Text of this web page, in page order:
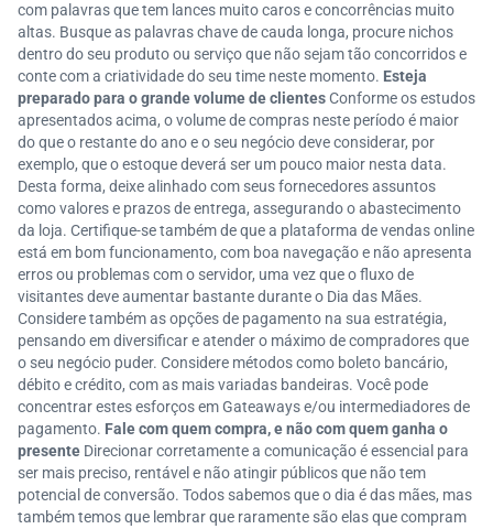
com palavras que tem lances muito caros e concorrências muito
altas. Busque as palavras chave de cauda longa, procure nichos
dentro do seu produto ou serviço que não sejam tão concorridos e
conte com a criatividade do seu time neste momento. Esteja
preparado para o grande volume de clientesConforme os estudos
apresentados acima, o volume de compras neste período é maior
do que o restante do ano e o seu negócio deve considerar, por
exemplo, que o estoque deverá ser um pouco maior nesta data.
Desta forma, deixe alinhado com seus fornecedores assuntos
como valores e prazos de entrega, assegurando o abastecimento
da loja. Certifique-se também de que a plataforma de vendas online
está em bom funcionamento, com boa navegação e não apresenta
erros ou problemas com o servidor, uma vez que o fluxo de
visitantes deve aumentar bastante durante o Dia das Mães.
Considere também as opções de pagamento na sua estratégia,
pensando em diversificar e atender o máximo de compradores que
o seu negócio puder. Considere métodos como boleto bancário,
débito e crédito, com as mais variadas bandeiras. Você pode
concentrar estes esforços em Gateaways e/ou intermediadores de
pagamento. Fale com quem compra, e não com quem ganha o
presente Direcionar corretamente a comunicação é essencial para
ser mais preciso, rentável e não atingir públicos que não tem
potencial de conversão. Todos sabemos que o dia é das mães, mas
também temos que lembrar que raramente são elas que compram